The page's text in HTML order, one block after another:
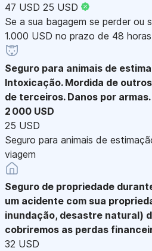
47 USD 25 USD
Se a sua bagagem se perder ou
1.000 USD no prazo de 48 horas
Seguro para animais de
Intoxicação. Mordida de
de terceiros. Danos por
2 000 USD
25 USD
Seguro para animais de
viagem
Seguro de propriedade
um acidente com sua
inundação, desastre natural)
cobriremos as perdas
32 USD